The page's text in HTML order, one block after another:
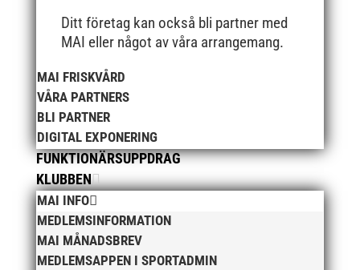
Ditt företag kan också bli partner med
MAI eller något av våra arrangemang.
MAI FRISKVÅRD
VÅRA PARTNERS
BLI PARTNER
DIGITAL EXPONERING
FUNKTIONÄRSUPPDRAG
KLUBBEN
MAI INFO
MEDLEMSINFORMATION
MAI MÅNADSBREV
MEDLEMSAPPEN I SPORTADMIN
augusti 2020
juni 2020
mars 2020
februari 2020
januari 2020
november 2019
oktober 2019
september 2019
augusti 2019
juli 2019